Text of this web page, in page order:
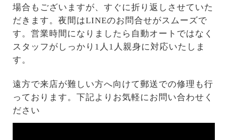
場合もございますが、すぐに折り返しさせていた
だきます。夜間はLINEのお問合せがスムーズで
す。営業時間になりましたら自動オートではなく
スタッフがしっかり1人1人親身に対応いたしま
す。
遠方で来店が難しい方へ向けて郵送での修理も行
っております。下記よりお気軽にお問い合わせく
ださい